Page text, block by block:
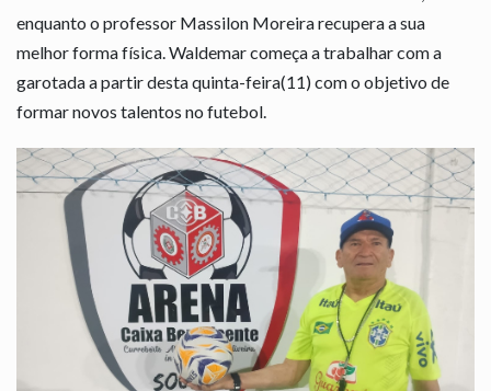
enquanto o professor Massilon Moreira recupera a sua
melhor forma física. Waldemar começa a trabalhar com a
garotada a partir desta quinta-feira(11) com o objetivo de
formar novos talentos no futebol.